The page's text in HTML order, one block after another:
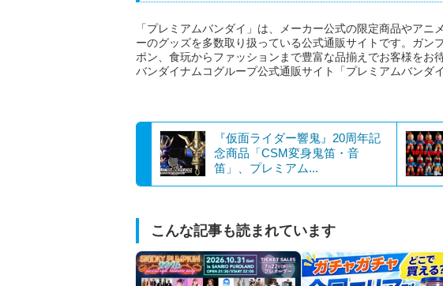
「プレミアムバンダイ」は、メーカー公式の限定商品やア
ーのグッズを多数取り扱っている公式通販サイトです。ガン
ポン、食玩からファッションまで豊富な品揃えでお客様をお
バンダイナムコグループ公式通販サイト「プレミアムバンダイ
『仮面ライダー響鬼』20周年記
念商品「CSM変身鬼笛・音
笛」、プレミアム...
こんな記事も読まれています